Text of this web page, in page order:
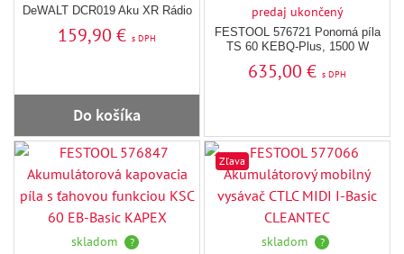
DeWALT DCR019 Aku XR Rádio
159,90 € s DPH
Do košíka
predaj ukončený
FESTOOL 576721 Ponorná píla
TS 60 KEBQ-Plus, 1500 W
635,00 € s DPH
skladom
?
Zľava
skladom
?